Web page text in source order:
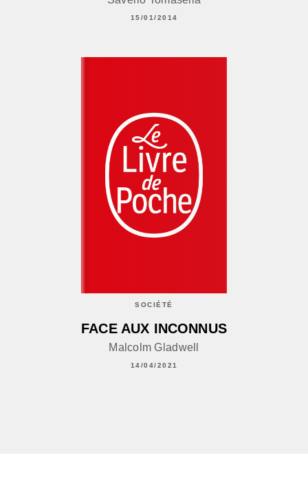
15/01/2014
SOCIÉTÉ
FACE AUX INCONNUS
Malcolm Gladwell
14/04/2021